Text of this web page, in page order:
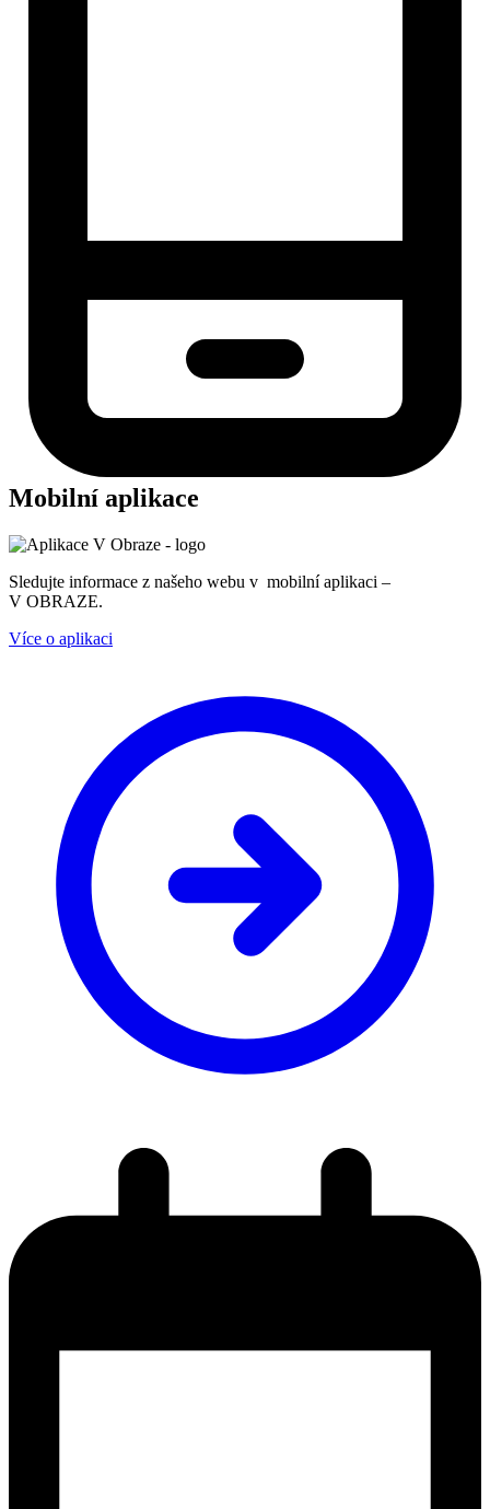
Mobilní aplikace
Sledujte informace z našeho webu v mobilní aplikaci –
V OBRAZE.
Více o aplikaci